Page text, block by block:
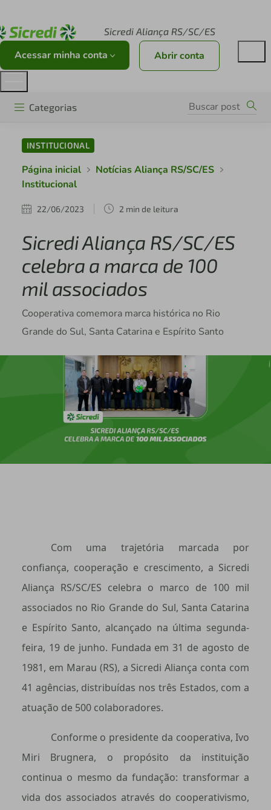
Sicredi Aliança RS/SC/ES
Acessar minha conta Abrir conta
Categorias
INSTITUCIONAL
Página inicial
Notícias Aliança RS/SC/ES
Institucional
22/06/2023 2 min de leitura
Sicredi Aliança RS/SC/ES
celebra a marca de 100
mil associados
Cooperativa comemora marca histórica no Rio
Grande do Sul, Santa Catarina e Espírito Santo
Com uma trajetória marcada por
confiança, cooperação e crescimento, a Sicredi
Aliança RS/SC/ES celebra o marco de 100 mil
associados no Rio Grande do Sul, Santa Catarina
e Espírito Santo, alcançado na última segunda-
feira, 19 de junho. Fundada em 31 de agosto de
1981, em Marau (RS), a Sicredi Aliança conta com
41 agências, distribuídas nos três Estados, com a
atuação de 500 colaboradores.
Conforme o presidente da cooperativa, Ivo
Miri Brugnera, o propósito da instituição
continua o mesmo da fundação: transformar a
vida dos associados através do cooperativismo,